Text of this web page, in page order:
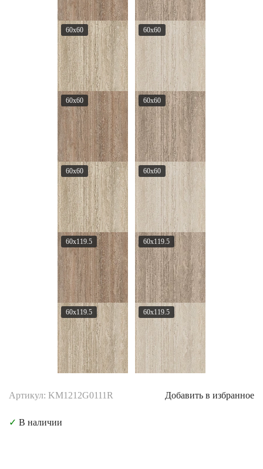
60x60 60x60
60x60 60x60
60x60 60x60
60x119.5 60x119.5
60x119.5 60x119.5
Артикул: KM1212G0111R Добавить в избранное
✓ В наличии